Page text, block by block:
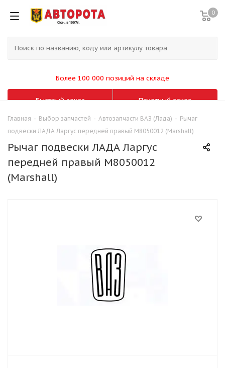
0
Более 100 000 позиций на складе
Быстрый заказ Пакетный заказ
Главная - Выбор запчастей - Автозапчасти ВАЗ (Лада) - Рычаг
подвески ЛАДА Ларгус передней правый M8050012 (Marshall)
Рычаг подвески ЛАДА Ларгус
передней правый M8050012
(Marshall)